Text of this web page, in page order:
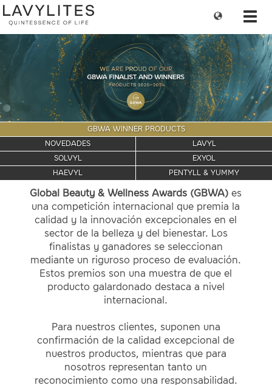
Change
GBWA WINNER PRODUCTS
NOVEDADES
LAVYL
SOLVYL
EXYOL
HAEVYL
PENTYLL & YUMMY
Global Beauty & Wellness Awards (GBWA)es
una competición internacional que premia la
calidad y la innovación excepcionales en el
sector de la belleza y del bienestar. Los
finalistas y ganadores se seleccionan
mediante un riguroso proceso de evaluación.
Estos premios son una muestra de que el
producto galardonado destaca a nivel
internacional.
Para nuestros clientes, suponen una
confirmación de la calidad excepcional de
nuestros productos, mientras que para
nosotros representan tanto un
reconocimiento como una responsabilidad.